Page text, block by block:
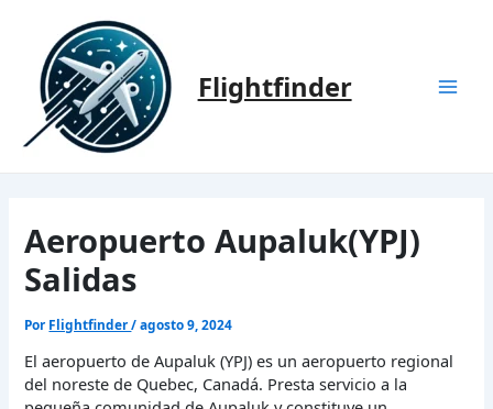
contenido
Flightfinder
Aeropuerto Aupaluk(YPJ)
Salidas
Por Flightfinder/agosto 9, 2024
El aeropuerto de Aupaluk (YPJ) es un aeropuerto regional
del noreste de Quebec, Canadá. Presta servicio a la